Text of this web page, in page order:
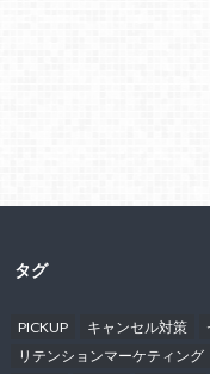
タグ
PICKUP キャンセル対策
リテンションマーケティング